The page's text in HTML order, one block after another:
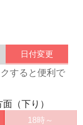
日付変更
すると便利で
（下り）
18時～